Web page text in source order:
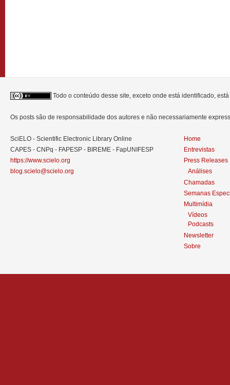
Todo o conteúdo desse site, exceto onde está identificado,
Os posts são de responsabilidade dos autores e não necessariamente
SciELO - Scientific Electronic Library Online
CAPES - CNPq - FAPESP - BIREME - FapUNIFESP
https://www.scielo.org
blog.scielo@scielo.org
Home
Entrevistas
Press Releases
Análises
Chamadas
Semanas
Multimídia
Vídeos
Podcasts
Newsletter
Sobre